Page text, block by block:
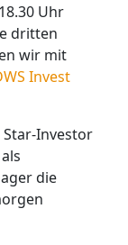
Uhr
dritten
wir mit
Invest
Star-Investor
die